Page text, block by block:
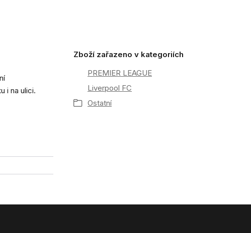
i na ulici.
Zboží zařazeno v kategoriích
PREMIER LEAGUE
Liverpool FC
Ostatní